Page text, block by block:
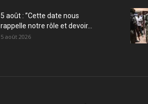
5 août : ”Cette date nous
rappelle notre rôle et devoir...
5 août 2026